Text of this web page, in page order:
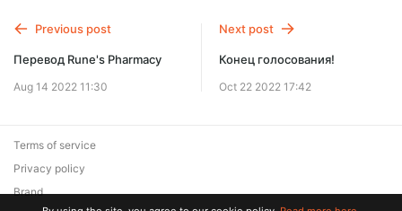
Previous post
Перевод Rune's Pharmacy
Aug 14 2022 11:30
Next post
Конец голосования!
Oct 22 2022 17:42
Terms of service
Privacy policy
Brand